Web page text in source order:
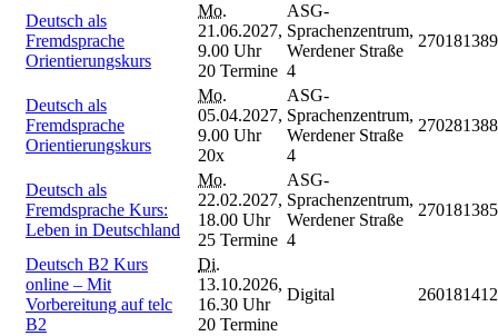
Deutsch als
Fremdsprache
Orientierungskurs
Mo.
21.06.2027,
9.00 Uhr
20 Termine
ASG-
Sprachenzentrum,
Werdener Straße
4
Deutsch als
Fremdsprache
Orientierungskurs
Mo.
05.04.2027,
9.00 Uhr
20x
ASG-
Sprachenzentrum,
Werdener Straße
4
Deutsch als
Fremdsprache Kurs:
Leben in Deutschland
Mo.
22.02.2027,
18.00 Uhr
25 Termine
ASG-
Sprachenzentrum,
Werdener Straße
4
Deutsch B2 Kurs
online – Mit
Vorbereitung auf telc
B2
Di.
13.10.2026,
16.30 Uhr
20 Termine
Digital